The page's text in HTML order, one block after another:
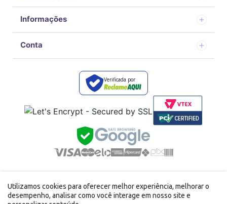
Informações
Conta
Verificada por
FFE DISTRIBUIDORA LTDA - 40.867.166/0001-24 Avenida
doutor Alvaro de campos carneiro, 242 Vila Brasileira Mogi
Desenvolvido por com tecnologia Vtex
Utilizamos cookies para oferecer melhor experiência, melhorar o
desempenho, analisar como você interage em nosso site e